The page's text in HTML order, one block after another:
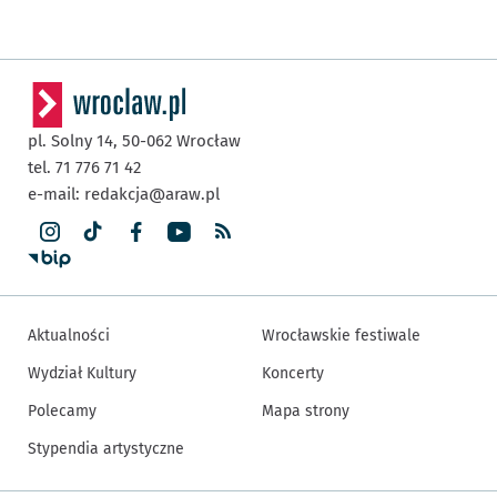
pl. Solny 14, 50-062 Wrocław
tel. 71 776 71 42
e-mail: redakcja@araw.pl
Aktualności
Wydział Kultury
Polecamy
Stypendia artystyczne
Wrocławskie festiwale
Koncerty
Mapa strony